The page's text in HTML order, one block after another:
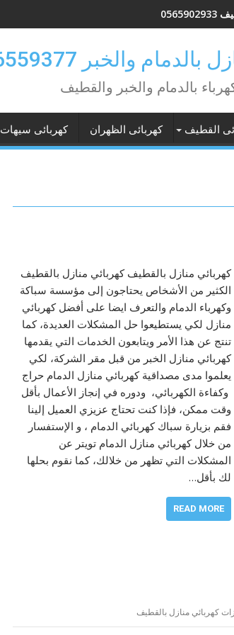
والخبر 0546559377
بالدمام والخبر والقطيف
القطيف كهربائى الظهران كهربائى سيهات
كهربائي منازل بالقطيف كهربائي منازل بالقطيف
الكثير من الأشخاص يحتاجون إلى مؤسسة سباكة
وكهرباء الدمام والتعرف ايضا على أفضل كهربائي
منازل لكي يستطيعوا حل المشكلات العديدة، كما
تنتج عن هذا الأمر ويتابعون الخدمات التي يقدمها
كهربائي منازل الخبر من قبل مقر الشركة، لكي
يعلموا مدى مصداقية كهربائي منازل الدمام حراج
وكفاءة الكهربائي، ودوره في إنجاز الأعمال بأقل
وقت ممكن، فإذا كنت تحتاج عزيزي العميل إلينا
فقم بزيارة سباك كهربائي الدمام ، و الإستفسار
من خلال كهربائي منازل الدمام تويتر عن
المشكلات التي تظهر من خلالك، كما نقوم بحلها
لك بأقل…
READ MORE
كهربائي منازل بالقطيف